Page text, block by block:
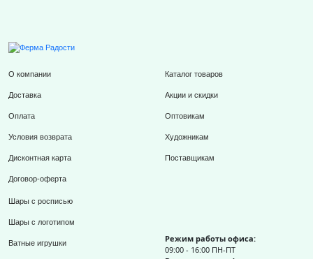
О компании
Доставка
Оплата
Условия возврата
Дисконтная карта
Договор-оферта
Каталог товаров
Акции и скидки
Оптовикам
Художникам
Поставщикам
Шары с росписью
Шары с логотипом
Ватные игрушки
Режим работы офиса:
09:00 - 16:00 ПН-ПТ